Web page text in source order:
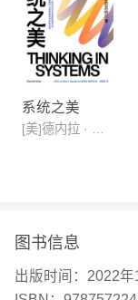
天才奖”获得者
理学教授埃尔
济学奖获得者丹
佳商业图书。
大脑都会被稀缺
变得更加笨和冲
系统之美
图书信息
出版时间： 2022年